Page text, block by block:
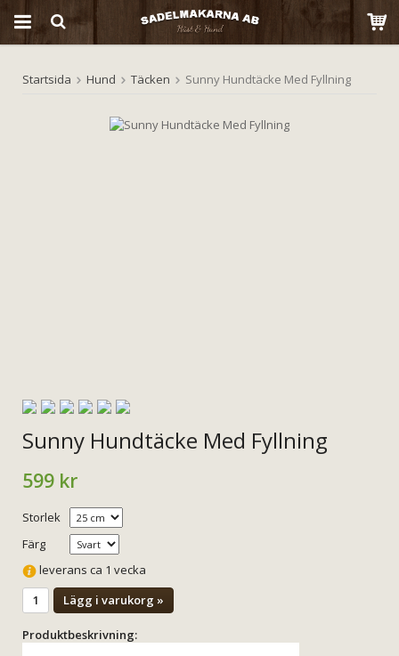
Produkten har blivit tillagd i varukorgen
Startsida Hund Täcken Sunny Hundtäcke Med Fyllning
Sunny Hundtäcke Med Fyllning
599 kr
Storlek
Färg
leverans ca 1 vecka
Lägg i varukorg »
Produktbeskrivning: